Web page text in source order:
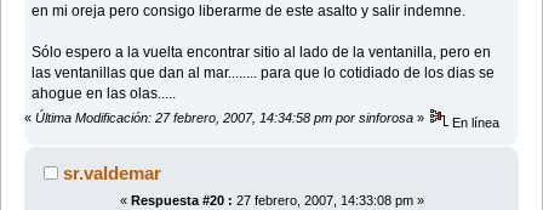
en mi oreja pero consigo liberarme de este asalto y salir indemne.
Sólo espero a la vuelta encontrar sitio al lado de la ventanilla, pero en
las ventanillas que dan al mar........ para que lo cotidiado de los dias se
ahogue en las olas.....
« Última Modificación: 27 febrero, 2007, 14:34:58 pm por sinforosa » En línea
sr.valdemar
« Respuesta #20 : 27 febrero, 2007, 14:33:08 pm »